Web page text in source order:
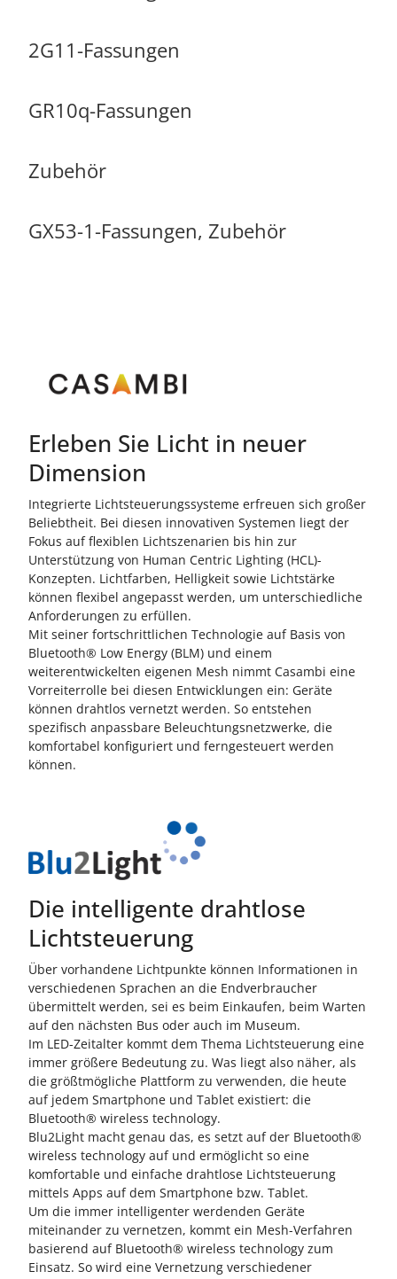
2G11-Fassungen
GR10q-Fassungen
Zubehör
GX53-1-Fassungen, Zubehör
Erleben Sie Licht in neuer
Dimension
Integrierte Lichtsteuerungssysteme erfreuen sich großer
Beliebtheit. Bei diesen innovativen Systemen liegt der
Fokus auf flexiblen Lichtszenarien bis hin zur
Unterstützung von Human Centric Lighting (HCL)-
Konzepten. Lichtfarben, Helligkeit sowie Lichtstärke
können flexibel angepasst werden, um unterschiedliche
Anforderungen zu erfüllen.
Mit seiner fortschrittlichen Technologie auf Basis von
Bluetooth® Low Energy (BLM) und einem
weiterentwickelten eigenen Mesh nimmt Casambi eine
Vorreiterrolle bei diesen Entwicklungen ein: Geräte
können drahtlos vernetzt werden. So entstehen
spezifisch anpassbare Beleuchtungsnetzwerke, die
komfortabel konfiguriert und ferngesteuert werden
können.
Die intelligente drahtlose
Lichtsteuerung
Über vorhandene Lichtpunkte können Informationen in
verschiedenen Sprachen an die Endverbraucher
übermittelt werden, sei es beim Einkaufen, beim Warten
auf den nächsten Bus oder auch im Museum.
Im LED-Zeitalter kommt dem Thema Lichtsteuerung eine
immer größere Bedeutung zu. Was liegt also näher, als
die größtmögliche Plattform zu verwenden, die heute
auf jedem Smartphone und Tablet existiert: die
Bluetooth® wireless technology.
Blu2Light macht genau das, es setzt auf der Bluetooth®
wireless technology auf und ermöglicht so eine
komfortable und einfache drahtlose Lichtsteuerung
mittels Apps auf dem Smartphone bzw. Tablet.
Um die immer intelligenter werdenden Geräte
miteinander zu vernetzen, kommt ein Mesh-Verfahren
basierend auf Bluetooth® wireless technology zum
Einsatz. So wird eine Vernetzung verschiedener